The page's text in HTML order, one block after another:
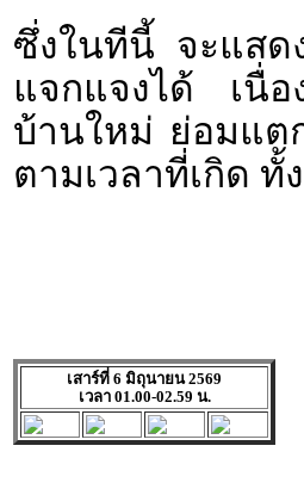
ซึ่งในทีนี้ จะแส
แจกแจงได้ เนื่อ
บ้านใหม่ ย่อมแต
ตามเวลาที่เกิด
เสาร์ที่ 6 มิถุนายน 2569
เวลา 01.00-02.59 น.